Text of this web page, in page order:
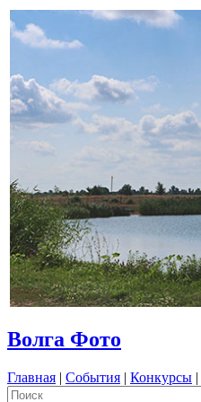
Волга Фото
Главная | События | Конкурсы |